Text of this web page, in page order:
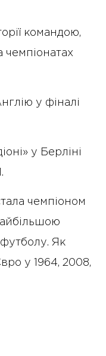
командою,
чемпіонатах
у фіналі
у Берліні
чемпіоном
Як
у 1964, 2008,